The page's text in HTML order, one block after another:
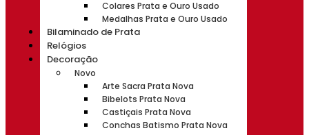
Colares Prata e Ouro Usado
Medalhas Prata e Ouro Usado
Bilaminado de Prata
Relógios
Decoração
Novo
Arte Sacra Prata Nova
Bibelots Prata Nova
Castiçais Prata Nova
Conchas Batismo Prata Nova